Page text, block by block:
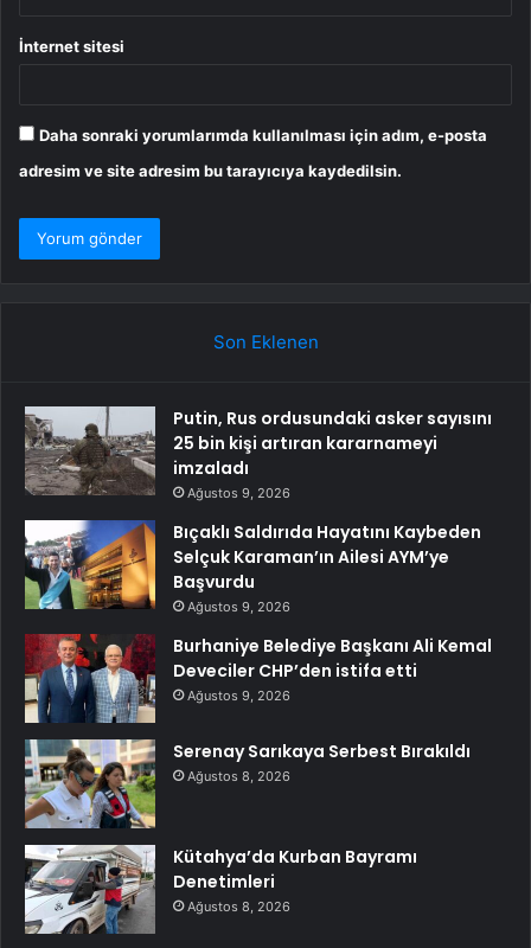
İnternet sitesi
Daha sonraki yorumlarımda kullanılması için adım, e-posta
adresim ve site adresim bu tarayıcıya kaydedilsin.
Son Eklenen
Putin, Rus ordusundaki asker sayısını
25 bin kişi artıran kararnameyi
imzaladı
Ağustos 9, 2026
Bıçaklı Saldırıda Hayatını Kaybeden
Selçuk Karaman’ın Ailesi AYM’ye
Başvurdu
Ağustos 9, 2026
Burhaniye Belediye Başkanı Ali Kemal
Deveciler CHP’den istifa etti
Ağustos 9, 2026
Serenay Sarıkaya Serbest Bırakıldı
Ağustos 8, 2026
Kütahya’da Kurban Bayramı
Denetimleri
Ağustos 8, 2026